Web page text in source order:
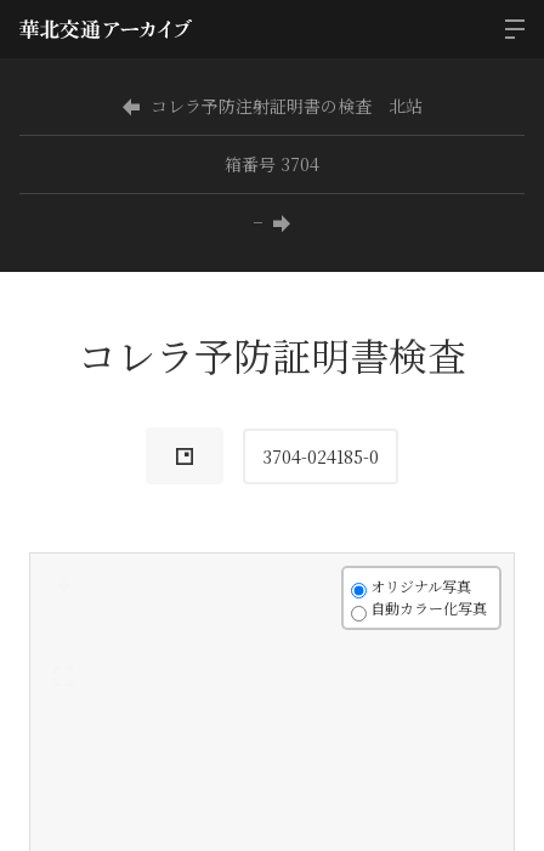
コレラ予防注射証明書の検査 北站
箱番号 3704
−
コレラ予防証明書検査
3704-024185-0
オリジナル写真
自動カラー化写真